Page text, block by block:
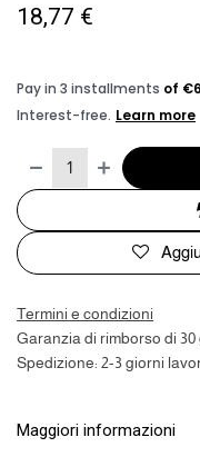
18,77 €
Termini e condizioni
Garanzia di rimborso di 30
Spedizione: 2-3 giorni
Maggiori informazioni